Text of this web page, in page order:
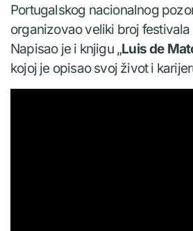
Portugalskog nacionalnog
organizovao veliki broj
Napisao je i knjigu „Luis de
kojoj je opisao svoj život i